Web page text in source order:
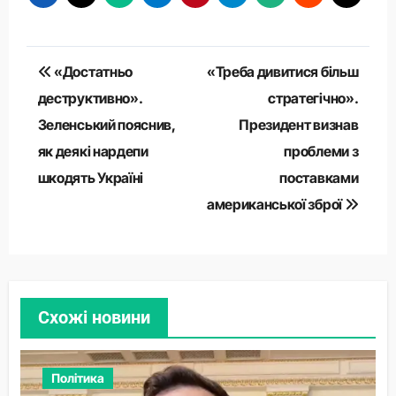
Навігація
записів
«Достатньо
деструктивно».
Зеленський пояснив,
як деякі нардепи
шкодять Україні
«Треба дивитися більш
стратегічно».
Президент визнав
проблеми з
поставками
американської зброї
Схожі новини
Політика